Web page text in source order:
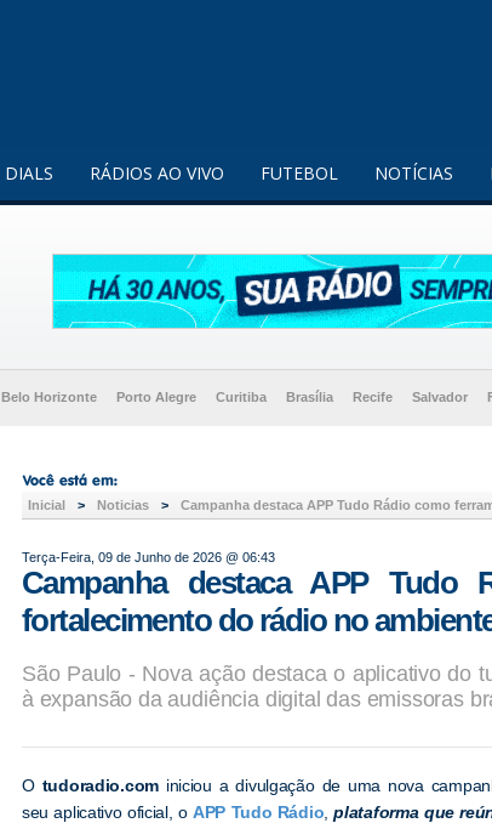
DIALS RÁDIOS AO VIVO FUTEBOL NOTÍCIAS
Belo Horizonte Porto Alegre Curitiba Brasília Recife Salvador
Inicial > Noticias > Campanha destaca APP Tudo Rádio como
Terça-Feira, 09 de Junho de 2026 @ 06:43
Campanha destaca APP Tudo
fortalecimento do rádio no
São Paulo - Nova ação destaca o aplicativo do
à expansão da audiência digital das emissoras
O tudoradio.cominiciou a divulgação de uma nova
seu aplicativo oficial, oAPP Tudo Rádio ,plataforma que